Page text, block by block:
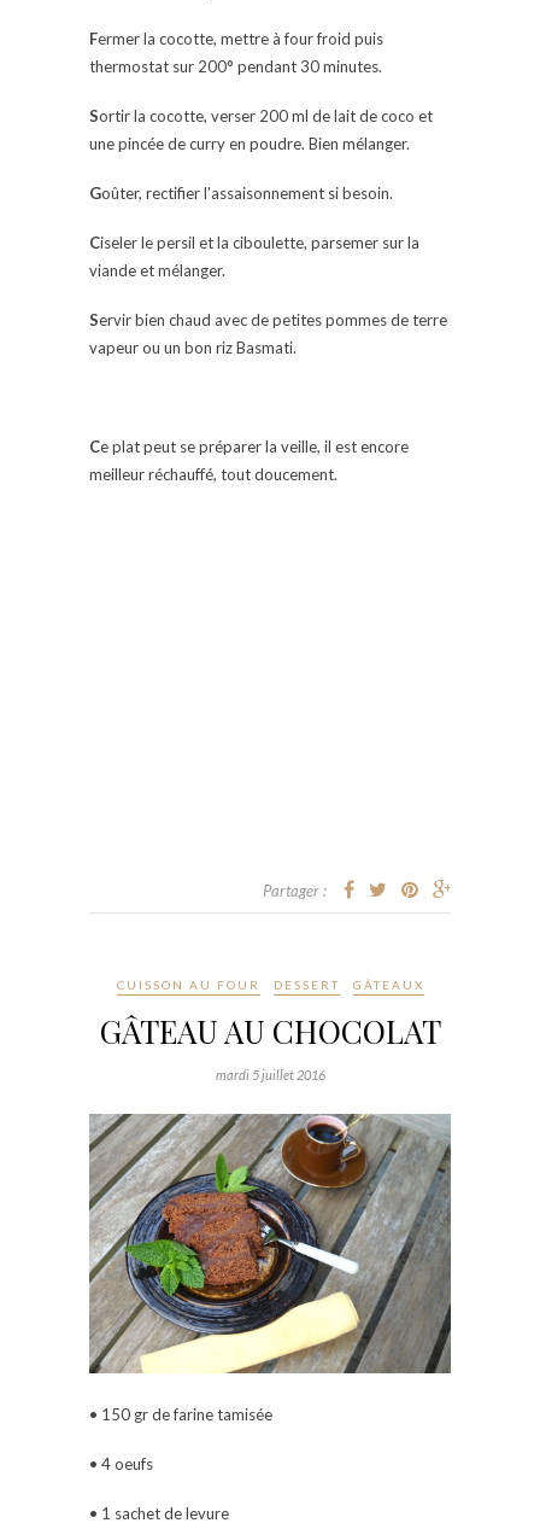
Fermer la cocotte, mettre à four froid puis
thermostat sur 200° pendant 30 minutes.
Sortir la cocotte, verser 200 ml de lait de coco et
une pincée de curry en poudre. Bien mélanger.
Goûter, rectifier l’assaisonnement si besoin.
Ciseler le persil et la ciboulette, parsemer sur la
viande et mélanger.
Servir bien chaud avec de petites pommes de terre
vapeur ou un bon riz Basmati.
Ce plat peut se préparer la veille, il est encore
meilleur réchauffé, tout doucement.
Partager :
CUISSON AU FOUR DESSERT GÂTEAUX
GÂTEAU AU CHOCOLAT
mardi 5 juillet 2016
• 150 gr de farine tamisée
• 4 oeufs
• 1 sachet de levure